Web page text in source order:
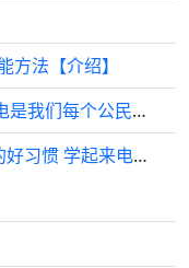
方法【介绍】
国家正在建立节约型社会，节约用电是我们每个公民的义务和责任．请你列出在日常生活中的省电方法并说明其做法的省电原理：
省电小技巧！5 招使用冷气／家电的好习惯 学起来电费不再爆掉 – 潮品文